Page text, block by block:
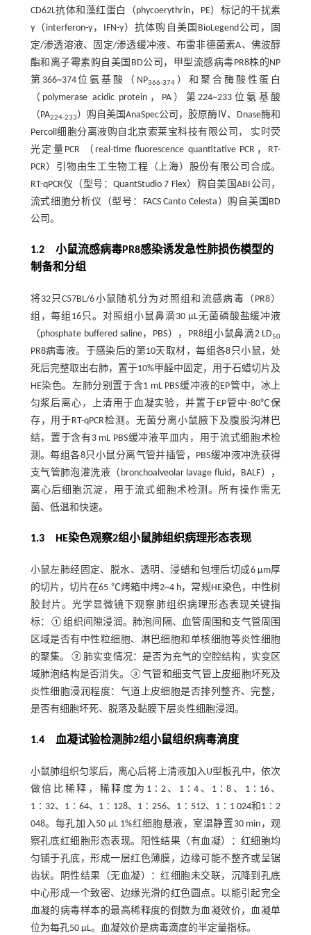
CD62L抗体和藻红蛋白（phycoerythrin，PE）标记的干扰素
γ（interferon-γ，IFN-γ）抗体购自美国BioLegend公司，固
定/渗透溶液、固定/渗透缓冲液、布雷非德菌素A、佛波醇
酯和离子霉素购自美国BD公司，甲型流感病毒PR8株的NP
第366~374位氨基酸（NP366-374 ）和聚合酶酸性蛋白
（polymerase acidic protein，PA）第224~233位氨基酸
（PA224-233）购自美国AnaSpec公司，胶原酶Ⅳ、Dnase酶和
Percoll细胞分离液购自北京索莱宝科技有限公司， 实时荧
光定量PCR （real-time fluorescence quantitative PCR，RT-
PCR）引物由生工生物工程（上海）股份有限公司合成。
RT-qPCR仪（型号：QuantStudio 7 Flex）购自美国ABI公司，
流式细胞分析仪（型号：FACS Canto Celesta）购自美国BD
公司。
1.2 小鼠流感病毒PR8感染诱发急性肺损伤模型的
制备和分组
将32只C57BL/6小鼠随机分为对照组和流感病毒（PR8）
组，每组16只。对照组小鼠鼻滴30 μL无菌磷酸盐缓冲液
（phosphate buffered saline，PBS），PR8组小鼠鼻滴2 LD50
PR8病毒液。于感染后的第10天取材，每组各8只小鼠，处
死后完整取出右肺，置于10%甲醛中固定，用于石蜡切片及
HE染色。左肺分别置于含1 mL PBS缓冲液的EP管中，冰上
匀浆后离心，上清用于血凝实验，并置于EP管中-80℃保
存，用于RT-qPCR检测。无菌分离小鼠腋下及腹股沟淋巴
结，置于含有3 mL PBS缓冲液平皿内，用于流式细胞术检
测。每组各8只小鼠分离气管并插管，PBS缓冲液冲洗获得
支气管肺泡灌洗液（bronchoalveolar lavage fluid，BALF），
离心后细胞沉淀，用于流式细胞术检测。所有操作需无
菌、低温和快速。
1.3 HE染色观察2组小鼠肺组织病理形态表现
小鼠左肺经固定、脱水、透明、浸蜡和包埋后切成6 μm厚
的切片，切片在65 ℃烤箱中烤2~4 h，常规HE染色，中性树
胶封片。光学显微镜下观察肺组织病理形态表现关键指
标：①组织间隙浸润。肺泡间隔、血管周围和支气管周围
区域是否有中性粒细胞、淋巴细胞和单核细胞等炎性细胞
的聚集。②肺实变情况：是否为充气的空腔结构，实变区
域肺泡结构是否消失。③气管和细支气管上皮细胞坏死及
炎性细胞浸润程度：气道上皮细胞是否排列整齐、完整，
是否有细胞坏死、脱落及黏膜下层炎性细胞浸润。
1.4 血凝试验检测肺2组小鼠组织病毒滴度
小鼠肺组织匀浆后，离心后将上清液加入U型板孔中，依次
做倍比稀释，稀释度为1∶2、1∶4、1∶8、1∶16、
1∶32、1∶64、1∶128、1∶256、1∶512、1∶1 024和1∶2
048。每孔加入50 μL 1%红细胞悬液，室温静置30 min，观
察孔底红细胞形态表现。阳性结果（有血凝）：红细胞均
匀铺于孔底，形成一层红色薄膜，边缘可能不整齐或呈锯
齿状。阴性结果（无血凝）：红细胞未交联，沉降到孔底
中心形成一个致密、边缘光滑的红色圆点。以能引起完全
血凝的病毒样本的最高稀释度的倒数为血凝效价，血凝单
位为每孔50 μL。血凝效价是病毒滴度的半定量指标。